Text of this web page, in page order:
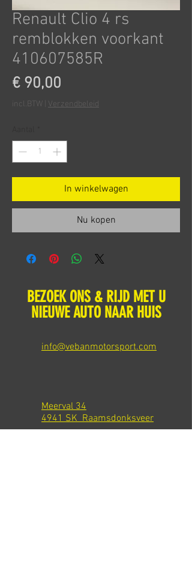
Renault Clio 4 rs
remblokken voorkant
410607585R
€ 90,00
incl.BTW Verzendbeleid
In winkelwagen
Nu kopen
BEZOEK ONS & RIJD MET U
NIEUWE AUTO NAAR HUIS
info@vebanmotorsport.com
Meerval 34
4941 SK Raamsdonksveer